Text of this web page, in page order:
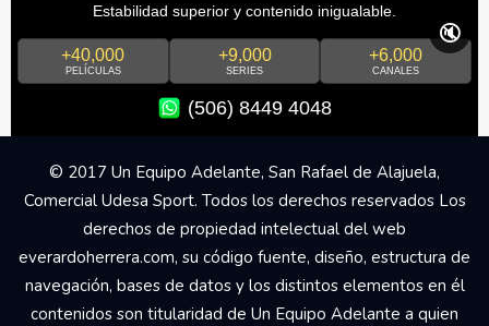
Estabilidad superior y contenido inigualable.
+40,000
PELÍCULAS
+9,000
SERIES
+6,000
CANALES
(506) 8449 4048
🔇
© 2017 Un Equipo Adelante, San Rafael de Alajuela,
Comercial Udesa Sport. Todos los derechos reservados Los
derechos de propiedad intelectual del web
everardoherrera.com, su código fuente, diseño, estructura de
navegación, bases de datos y los distintos elementos en él
contenidos son titularidad de Un Equipo Adelante a quien